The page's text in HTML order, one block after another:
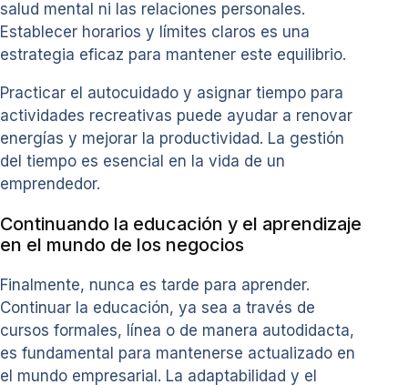
salud mental ni las relaciones personales.
Establecer horarios y límites claros es una
estrategia eficaz para mantener este equilibrio.
Practicar el autocuidado y asignar tiempo para
actividades recreativas puede ayudar a renovar
energías y mejorar la productividad. La gestión
del tiempo es esencial en la vida de un
emprendedor.
Continuando la educación y el aprendizaje
en el mundo de los negocios
Finalmente, nunca es tarde para aprender.
Continuar la educación, ya sea a través de
cursos formales, línea o de manera autodidacta,
es fundamental para mantenerse actualizado en
el mundo empresarial. La adaptabilidad y el